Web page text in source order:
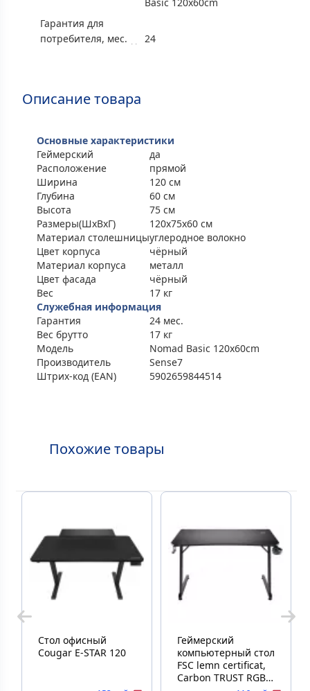
Гарантия для
потребителя, мес.
24
Описание товара
Основные характеристики
Геймерский
да
Расположение
прямой
Ширина
120 см
Глубина
60 см
Высота
75 см
Размеры(ШxВxГ)
120x75x60 см
Материал столешницыуглеродное волокно
Цвет корпуса
чёрный
Материал корпуса
металл
Цвет фасада
чёрный
Вес
17 кг
Служебная информация
Гарантия
24 мес.
Вес брутто
17 кг
Модель
Nomad Basic 120x60cm
Производитель
Sense7
Штрих-код (EAN)
5902659844514
Похожие товары
Стол офисный
Cougar E-STAR 120
Геймерский
компьютерный стол
FSC lemn certificat,
Carbon TRUST RGB